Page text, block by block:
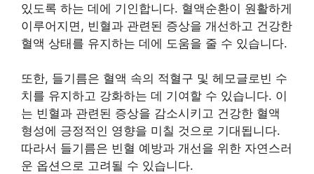
있도록 하는 데에 기인합니다. 혈액순환이 원활하게
이루어지면, 빈혈과 관련된 증상을 개선하고 건강한
혈액 상태를 유지하는 데에 도움을 줄 수 있습니다.
또한, 들기름은 혈액 속의 적혈구 및 헤모글로빈 수
치를 유지하고 강화하는 데 기여할 수 있습니다. 이
는 빈혈과 관련된 증상을 감소시키고 건강한 혈액
형성에 긍정적인 영향을 미칠 것으로 기대됩니다.
따라서 들기름은 빈혈 예방과 개선을 위한 자연스러
운 옵션으로 고려될 수 있습니다.